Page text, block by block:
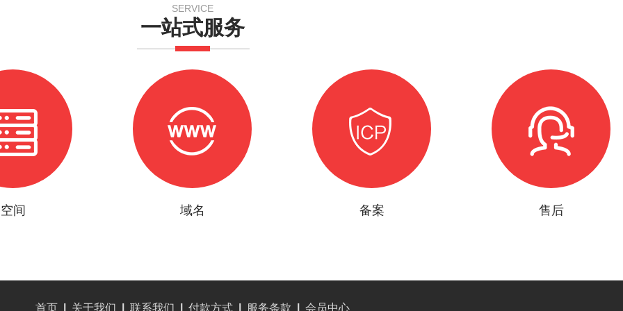
SERVICE
一站式服务
空间 域名 备案 售后
首页 关于我们 联系我们 付款方式 服务条款 会员中心